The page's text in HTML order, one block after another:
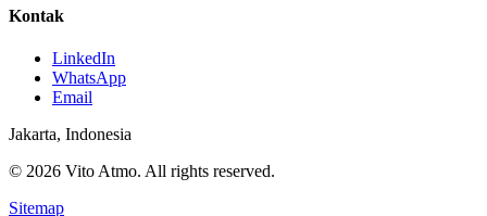
Kontak
LinkedIn
WhatsApp
Email
Jakarta, Indonesia
© 2026 Vito Atmo. All rights reserved.
Sitemap